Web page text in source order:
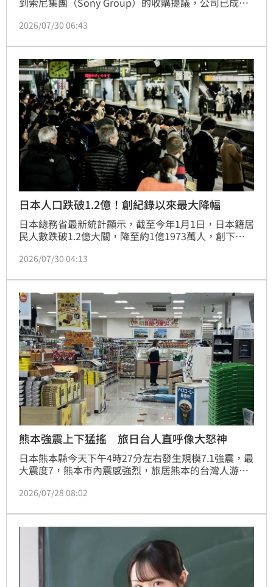
2026/07/30 06:43
日本人口跌破1.2億！創紀錄以來最大降幅
日本總務省最新統計顯示，截至今年1月1日，日本籍居
民人數跌破1.2億大關，降至約1億1973萬人，創下歷
與高齡化影響，除東京都外，全國46個都道府縣人口皆
破403萬人創下歷史新高。隨著疫情後國際移動恢復及
勞動力需求增加，日本人口結構正經歷劇烈變動。專家
指出，日本長期面臨的人口減少與結構性危機持續惡
化，不僅挑戰社會福利體系，也反映出日本面臨嚴峻的
經濟與社會轉型壓力，外國移工已成為支撐當地經濟發
展不可或缺的關鍵力量。
2026/07/30 04:13
熊本強震上下猛搖 旅日台人直呼像大怒神
日本熊本縣今天下午4時27分左右發生規模7.1強震，最
大震度7，熊本市內震感強烈，旅居熊本的台灣人游小
搖，而是一瞬間就劇烈上下震動」，令人聯想到遊樂設
的很恐怖」。
2026/07/28 08:02